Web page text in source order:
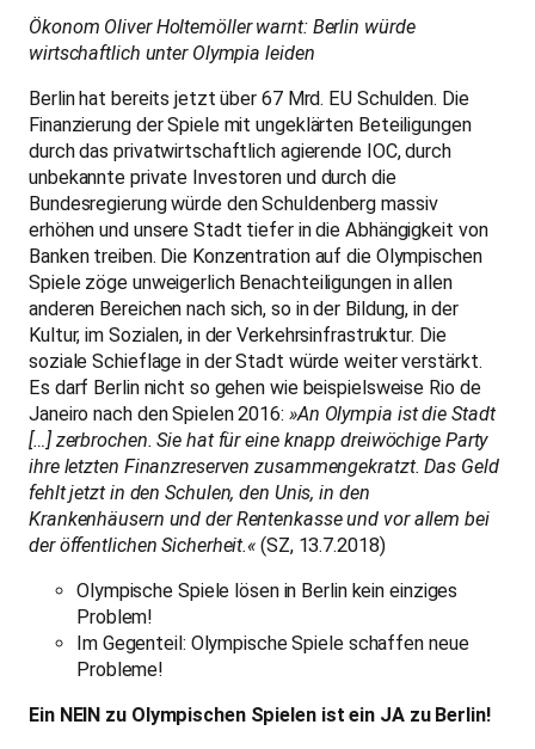
Ökonom Oliver Holtemöller warnt: Berlin würde
wirtschaftlich unter Olympia leiden
Berlin hat bereits jetzt über 67 Mrd. EU Schulden. Die
Finanzierung der Spiele mit ungeklärten Beteiligungen
durch das privatwirtschaftlich agierende IOC, durch
unbekannte private Investoren und durch die
Bundesregierung würde den Schuldenberg massiv
erhöhen und unsere Stadt tiefer in die Abhängigkeit von
Banken treiben. Die Konzentration auf die Olympischen
Spiele zöge unweigerlich Benachteiligungen in allen
anderen Bereichen nach sich, so in der Bildung, in der
Kultur, im Sozialen, in der Verkehrsinfrastruktur. Die
soziale Schieflage in der Stadt würde weiter verstärkt.
Es darf Berlin nicht so gehen wie beispielsweise Rio de
Janeiro nach den Spielen 2016: »An Olympia ist die Stadt
[…] zerbrochen. Sie hat für eine knapp dreiwöchige Party
ihre letzten Finanzreserven zusammengekratzt. Das Geld
fehlt jetzt in den Schulen, den Unis, in den
Krankenhäusern und der Rentenkasse und vor allem bei
der öffentlichen Sicherheit.« (SZ, 13.7.2018)
Olympische Spiele lösen in Berlin kein einziges
Problem!
Im Gegenteil: Olympische Spiele schaffen neue
Probleme!
Ein NEIN zu Olympischen Spielen ist ein JA zu Berlin!